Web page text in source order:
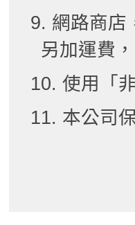
9. 網路商店
另加運費
10. 使用「
11. 本公司